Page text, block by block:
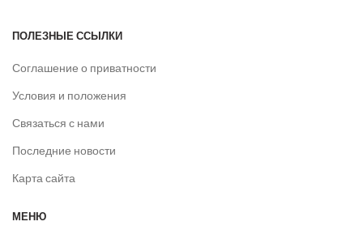
ПОЛЕЗНЫЕ ССЫЛКИ
Соглашение о приватности
Условия и положения
Связаться с нами
Последние новости
Карта сайта
МЕНЮ